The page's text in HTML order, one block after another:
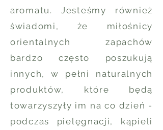
aromatu. Jesteśmy również
świadomi, że miłośnicy
orientalnych zapachów
bardzo często poszukują
innych, w pełni naturalnych
produktów, które będą
towarzyszyły im na co dzień -
podczas pielęgnacji, kąpieli